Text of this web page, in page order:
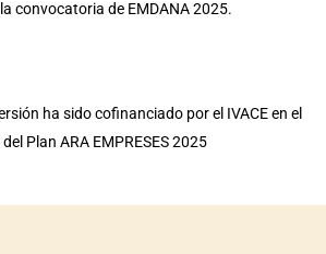
convocatoria de EMDANA 2025.
ha sido cofinanciado por el IVACE en el
Plan ARA EMPRESES 2025